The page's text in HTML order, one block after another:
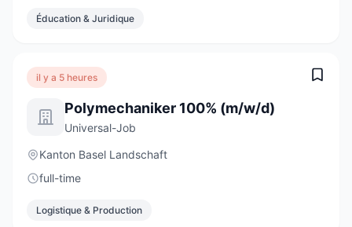
Éducation & Juridique
il y a 5 heures
Polymechaniker 100% (m/w/d)
Universal-Job
Kanton Basel Landschaft
full-time
Logistique & Production